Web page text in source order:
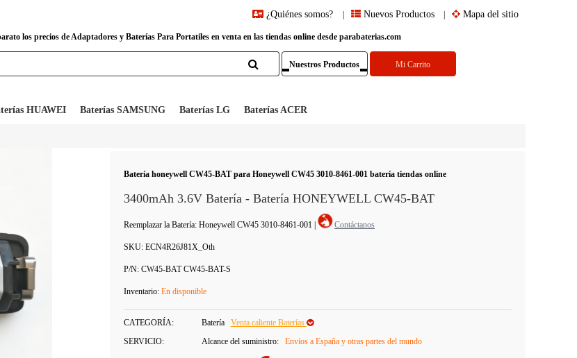
Mapa del sitio
Nuevos Productos
¿Quiénes somos?
los precios de Adaptadores y Baterías Para Portatiles en venta en las tiendas online desde parabaterias.com
Nuestros Productos Mi Carrito
HUAWEI Baterías SAMSUNG Baterías LG Baterías ACER
Batería honeywell CW45-BAT para Honeywell CW45 3010-8461-001 batería tiendas online
3400mAh 3.6V Batería - Batería HONEYWELL CW45-BAT
Reemplazar la Batería: Honeywell CW45 3010-8461-001 Contáctanos
SKU: ECN4R26J81X_Oth
P/N: CW45-BAT CW45-BAT-S
Inventario: En disponible
CATEGORÍA: Batería
Venta caliente Baterías
SERVICIO:
Alcance del suministro: Envíos a España y otras partes del mundo